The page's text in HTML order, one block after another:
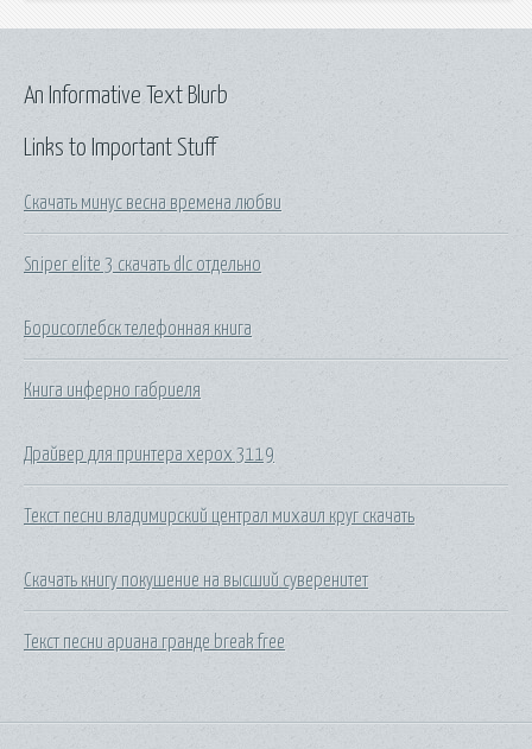
Links to Important Stuff
Скачать минус весна времена любви
Sniper elite 3 скачать dlc отдельно
Борисоглебск телефонная книга
Книга инферно габриеля
Драйвер для принтера херох 3119
Текст песни владимирский централ михаил круг скачать
Скачать книгу покушение на высший суверенитет
Текст песни ариана гранде break free
An Informative Text Blurb